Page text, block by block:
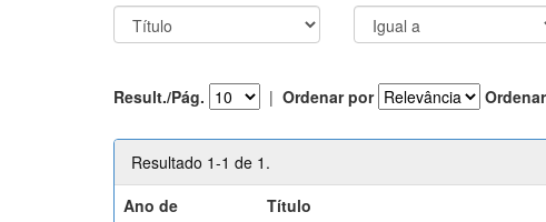
Result./Pág. | Ordenar por Ordenar
Resultado 1-1 de 1.
Ano de
Título